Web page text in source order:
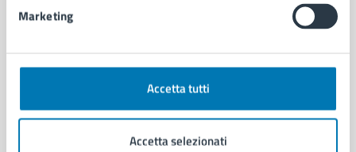
Marketing
Accetta tutti
Accetta selezionati
AMMINISTRAZIONE